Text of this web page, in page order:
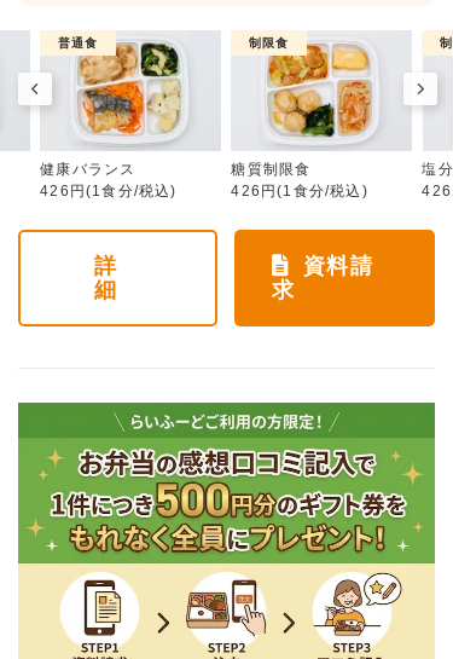
普通食
健康バランス
426円(1食分/税込)
制限食
糖質制限食
426円(1食分/税込)
塩
詳
細
資料請
求